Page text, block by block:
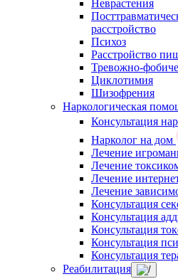
Неврастения
расстройство
Психоз
Расстройство
Тревожно-
Циклотимия
Шизофрения
Наркологическая
Консультация
Нарколог на дом
Лечение
Лечение
Лечение
Лечение
Консультация
Консультация
Консультация
Консультация
Консультация
Реабилитация